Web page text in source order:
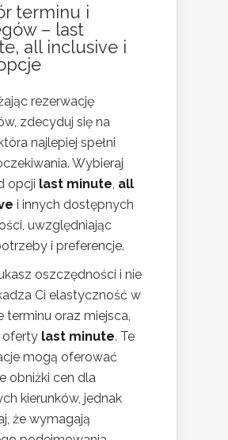
terminu i
– last
all inclusive i
rezerwację
zdecyduj się na
najlepiej spełni
Wybieraj
opcji last minute all
i innych dostępnych
uwzględniając
i preferencje.
oszczędności i nie
Ci elastyczność w
terminu oraz miejsca,
oferty last minute. Te
mogą oferować
obniżki cen dla
kierunków, jednak
że wymagają